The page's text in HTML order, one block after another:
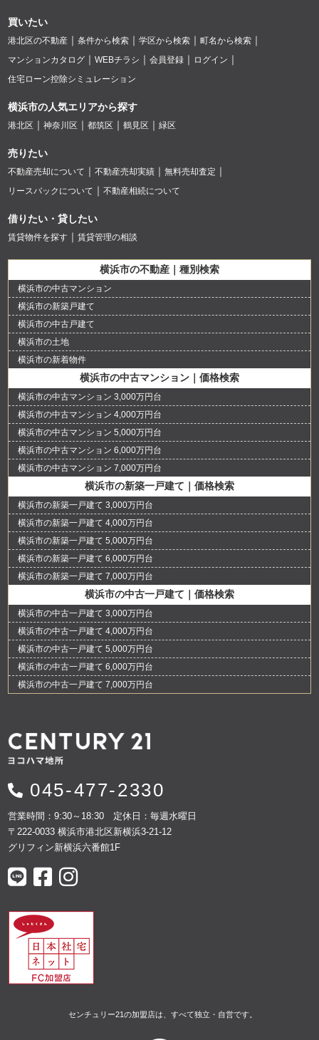
買いたい
港北区の不動産 条件から検索 学区から検索
町名から検索
マンションカタログ
WEBチラシ 会員登録
ログイン
住宅ローン控除シミュレーション
横浜市の人気エリアから探す
港北区 神奈川区 都筑区 鶴見区 緑区
売りたい
不動産売却について 不動産売却実績
無料売却査定
リースバックについて
不動産相続について
借りたい・貸したい
賃貸物件を探す 賃貸管理の相談
横浜市の不動産｜種別検索
横浜市の中古マンション
横浜市の新築戸建て
横浜市の中古戸建て
横浜市の土地
横浜市の新着物件
横浜市の中古マンション｜価格検索
横浜市の中古マンション 3,000万円台
横浜市の中古マンション 4,000万円台
横浜市の中古マンション 5,000万円台
横浜市の中古マンション 6,000万円台
横浜市の中古マンション 7,000万円台
横浜市の新築一戸建て｜価格検索
横浜市の新築一戸建て 3,000万円台
横浜市の新築一戸建て 4,000万円台
横浜市の新築一戸建て 5,000万円台
横浜市の新築一戸建て 6,000万円台
横浜市の新築一戸建て 7,000万円台
横浜市の中古一戸建て｜価格検索
横浜市の中古一戸建て 3,000万円台
横浜市の中古一戸建て 4,000万円台
横浜市の中古一戸建て 5,000万円台
横浜市の中古一戸建て 6,000万円台
横浜市の中古一戸建て 7,000万円台
045-477-2330
営業時間：9:30～18:30 定休日：毎週水曜日
〒222-0033 横浜市港北区新横浜3-21-12
グリフィン新横浜六番館1F
センチュリー21の加盟店は、すべて独立・自営です。